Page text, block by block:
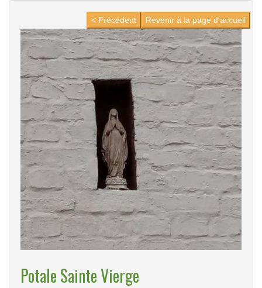
Revenir à la page d'accueil
< Précédent
Potale Sainte Vierge